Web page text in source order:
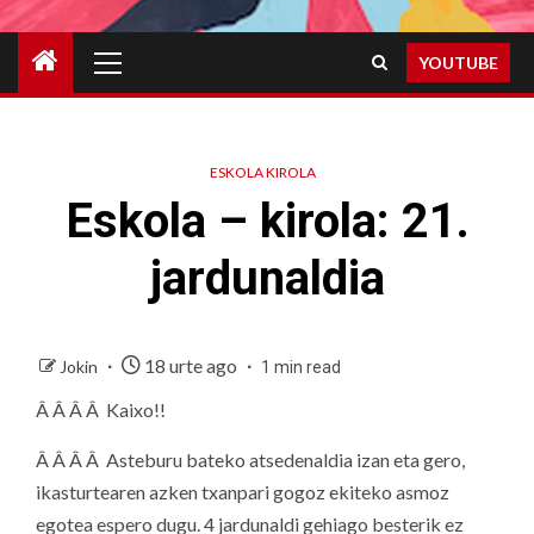
Menu
YOUTUBE
ESKOLA KIROLA
Eskola – kirola: 21.
jardunaldia
Jokin 18 urte ago 1 min read
Â Â Â Â Kaixo!!
Â Â Â Â Asteburu bateko atsedenaldia izan eta gero,
ikasturtearen azken txanpari gogoz ekiteko asmoz
egotea espero dugu. 4 jardunaldi gehiago besterik ez